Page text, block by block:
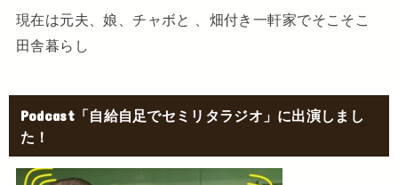
現在は元夫、娘、チャボと 、畑付き一軒家でそこそこ
田舎暮らし
Podcast「自給自足でセミリタラジオ」に出演しまし
た！